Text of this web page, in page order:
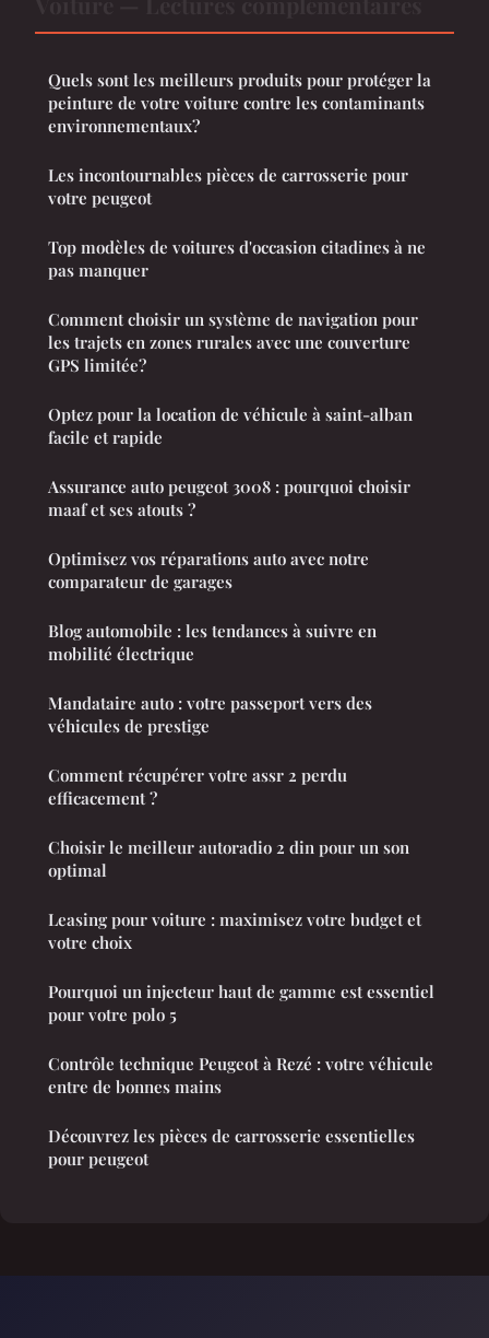
Quels sont les meilleurs produits pour protéger la
peinture de votre voiture contre les contaminants
environnementaux?
Les incontournables pièces de carrosserie pour
votre peugeot
Top modèles de voitures d'occasion citadines à ne
pas manquer
Comment choisir un système de navigation pour
les trajets en zones rurales avec une couverture
GPS limitée?
Optez pour la location de véhicule à saint-alban
facile et rapide
Assurance auto peugeot 3008 : pourquoi choisir
maaf et ses atouts ?
Optimisez vos réparations auto avec notre
comparateur de garages
Blog automobile : les tendances à suivre en
mobilité électrique
Mandataire auto : votre passeport vers des
véhicules de prestige
Comment récupérer votre assr 2 perdu
efficacement ?
Choisir le meilleur autoradio 2 din pour un son
optimal
Leasing pour voiture : maximisez votre budget et
votre choix
Pourquoi un injecteur haut de gamme est essentiel
pour votre polo 5
Contrôle technique Peugeot à Rezé : votre véhicule
entre de bonnes mains
Découvrez les pièces de carrosserie essentielles
pour peugeot